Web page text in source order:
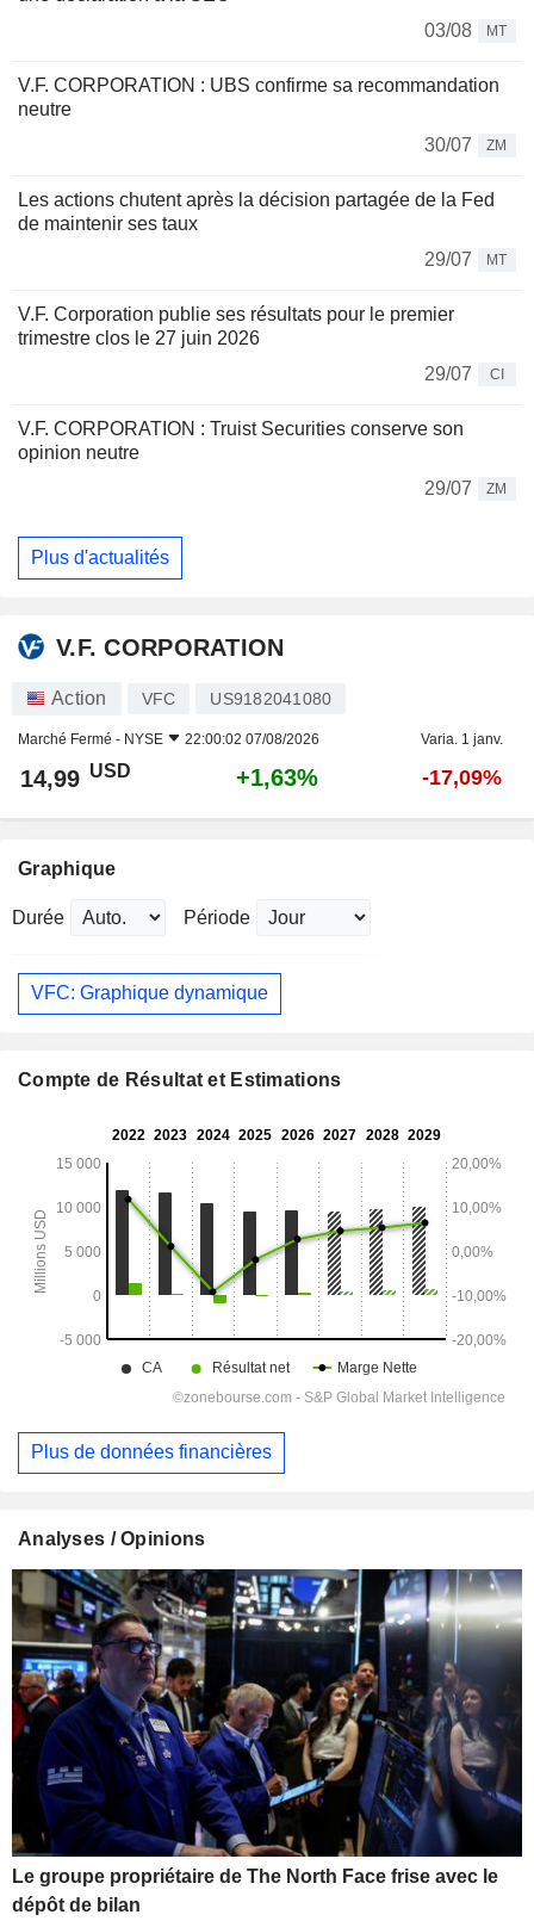
03/08
MT
V.F. CORPORATION : UBS confirme sa recommandation
neutre
30/07
ZM
Les actions chutent après la décision partagée de la Fed
de maintenir ses taux
29/07
MT
V.F. Corporation publie ses résultats pour le premier
trimestre clos le 27 juin 2026
29/07
CI
V.F. CORPORATION : Truist Securities conserve son
opinion neutre
29/07
ZM
Plus d'actualités
V.F. CORPORATION
Action VFC US9182041080
Marché Fermé - NYSE 22:00:02 07/08/2026 Varia. 1 janv.
14,99 USD +1,63% -17,09%
Graphique
Durée Période
VFC: Graphique dynamique
Compte de Résultat et Estimations
Plus de données financières
Analyses / Opinions
Le groupe propriétaire de The North Face frise avec le
dépôt de bilan